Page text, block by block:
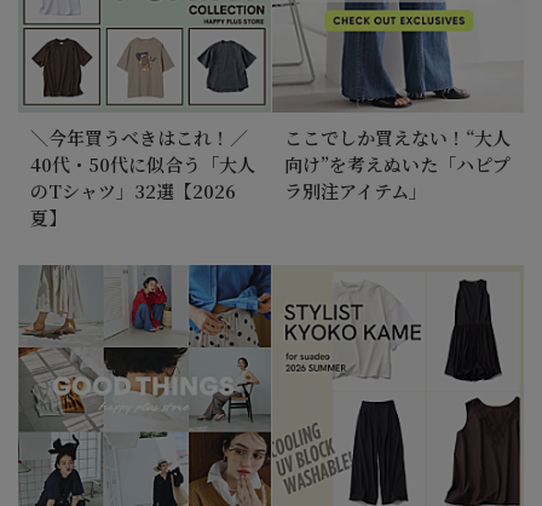
＼今年買うべきはこれ！／
40代・50代に似合う「大人
のTシャツ」32選【2026
夏】
ここでしか買えない！“大人
向け”を考えぬいた「ハピプ
ラ別注アイテム」